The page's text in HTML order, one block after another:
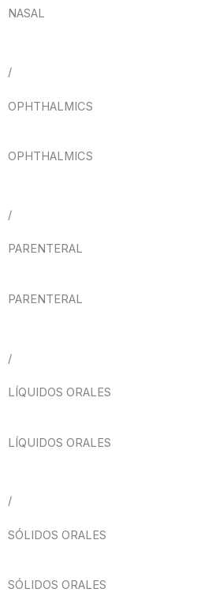
NASAL
/
OPHTHALMICS
OPHTHALMICS
/
PARENTERAL
PARENTERAL
/
LÍQUIDOS ORALES
LÍQUIDOS ORALES
/
SÓLIDOS ORALES
SÓLIDOS ORALES